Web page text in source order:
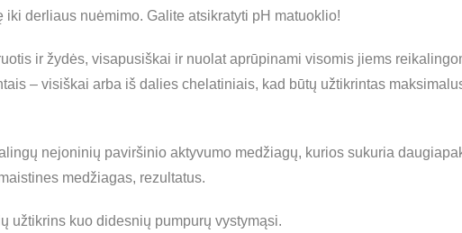
derliaus nuėmimo. Galite atsikratyti pH matuoklio!
ir žydės, visapusiškai ir nuolat aprūpinami visomis jiems
– visiškai arba iš dalies chelatiniais, kad būtų užtikrintas
nejoninių paviršinio aktyvumo medžiagų, kurios sukuria
medžiagas, rezultatus.
užtikrins kuo didesnių pumpurų vystymąsi.